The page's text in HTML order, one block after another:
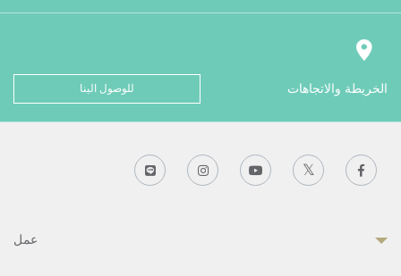
الخريطة والاتجاهات للوصول الينا
عمل